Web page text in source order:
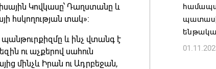
Կովկասը՝ Դաղստանը և
հսկողության տակ»։
և ինչ վտանգ է
ու աչքերով սահուն
մինչև Իրան ու Ադրբեջան,
ենթակա